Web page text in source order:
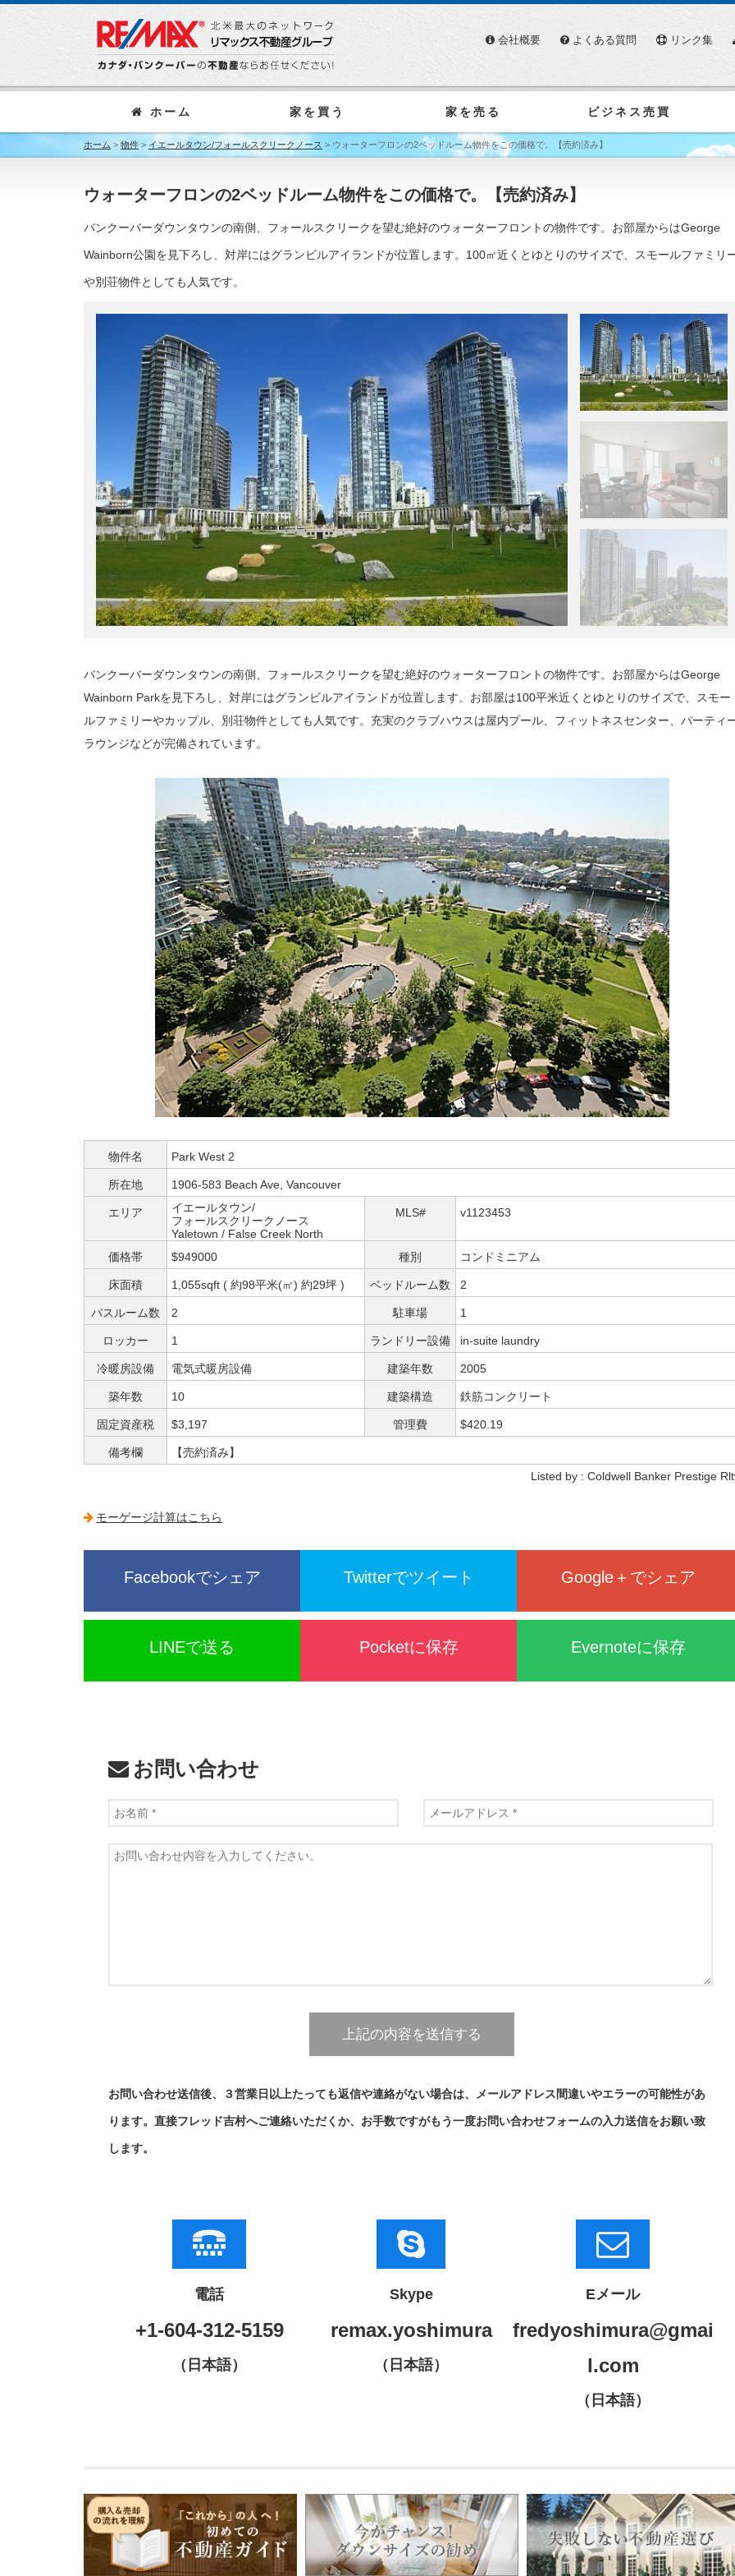
ホーム 家を買う 家を売る ビジネス売買
会社概要 よくある質問 リンク集
ホーム > 物件 > イエールタウン/フォールスクリークノース > ウォーターフロンの2ベッドルーム物件をこの価格で。【売約済み】
ウォーターフロンの2ベッドルーム物件をこの価格で。【売約済み】
バンクーバーダウンタウンの南側、フォールスクリークを望む絶好のウォーターフロントの物件です。お部屋からはGeorge
Wainborn公園を見下ろし、対岸にはグランビルアイランドが位置します。100㎡近くとゆとりのサイズで、スモールファミリ
や別荘物件としても人気です。
バンクーバーダウンタウンの南側、フォールスクリークを望む絶好のウォーターフロントの物件です。お部屋からはGeorge
Wainborn Parkを見下ろし、対岸にはグランビルアイランドが位置します。お部屋は100平米近くとゆとりのサイズで、スモー
ルファミリーやカップル、別荘物件としても人気です。充実のクラブハウスは屋内プール、フィットネスセンター、パーティ
ラウンジなどが完備されています。
物件名 Park West 2
所在地 1906-583 Beach Ave, Vancouver
エリア
イエールタウン/
フォールスクリークノース
Yaletown / False Creek North
MLS# v1123453
価格帯 $949000 種別 コンドミニアム
床面積 1,055sqft ( 約98平米(㎡) 約29坪 ) ベッドルーム数 2
バスルーム数 2 駐車場 1
ロッカー 1 ランドリー設備 in-suite laundry
冷暖房設備 電気式暖房設備 建築年数 2005
築年数 10 建築構造 鉄筋コンクリート
固定資産税 $3,197 管理費 $420.19
備考欄
【売約済み】
Listed by : Coldwell Banker Prestige
モーゲージ計算はこちら
Facebookでシェア Twitterでツイート Google＋でシェア
LINEで送る Pocketに保存 Evernoteに保存
お問い合わせ
お問い合わせ送信後、３営業日以上たっても返信や連絡がない場合は、メールアドレス間違いやエラーの可能性があ
ります。直接フレッド吉村へご連絡いただくか、お手数ですがもう一度お問い合わせフォームの入力送信をお願い致
します。
電話
+1-604-312-5159
（日本語）
Skype
remax.yoshimura
（日本語）
Eメール
fredyoshimura@gmai
l.com
（日本語）